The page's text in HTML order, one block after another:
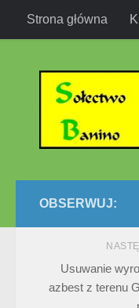
Przejdź do treści
Strona główna
OBSERWUJ:
Usuwanie
azbest z terenu